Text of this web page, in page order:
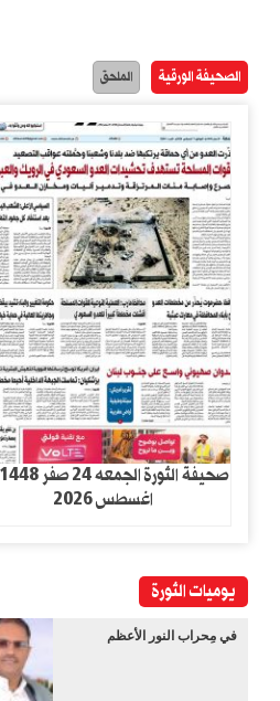
الصحيفة الورقية الملحق
اغسطس 2026
يوميات الثورة
في مِحراب النور الأعظم